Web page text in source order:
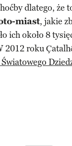
dlatego, że
miast, jakie
ich około 8
2012 roku